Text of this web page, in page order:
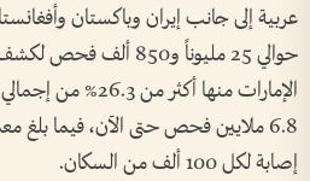
عربية إلى جانب إيران وباكستان
الإمارات منها
إصابة لكل 100 ألف من السكان.